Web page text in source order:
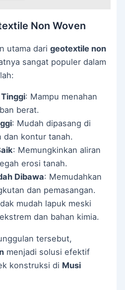
Non Woven
utama darigeotextile non
sangat populer dalam
: Mampu menahan
berat.
: Mudah dipasang di
dan kontur tanah.
: Memungkinkan aliran
erosi tanah.
Dibawa: Memudahkan
dan pemasangan.
mudah lapuk meski
dan bahan kimia.
tersebut,
menjadi solusi efektif
konstruksi di Musi